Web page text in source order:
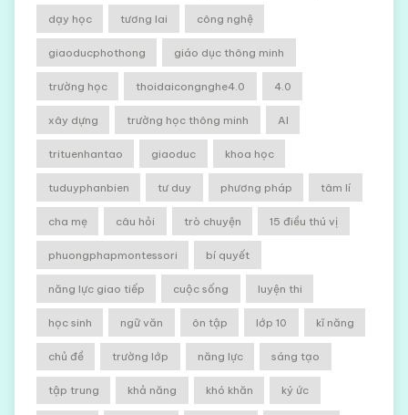
dạy học tương lai công nghệ
giaoducphothong giáo dục thông minh
trường học thoidaicongnghe4.0 4.0
xây dựng trường học thông minh AI
trituenhantao giaoduc khoa học
tuduyphanbien tư duy phương pháp tâm lí
cha mẹ câu hỏi trò chuyện 15 điều thú vị
phuongphapmontessori bí quyết
năng lực giao tiếp cuộc sống luyện thi
học sinh ngữ văn ôn tập lớp 10 kĩ năng
chủ đề trường lớp năng lực sáng tạo
tập trung khả năng khó khăn ký ức